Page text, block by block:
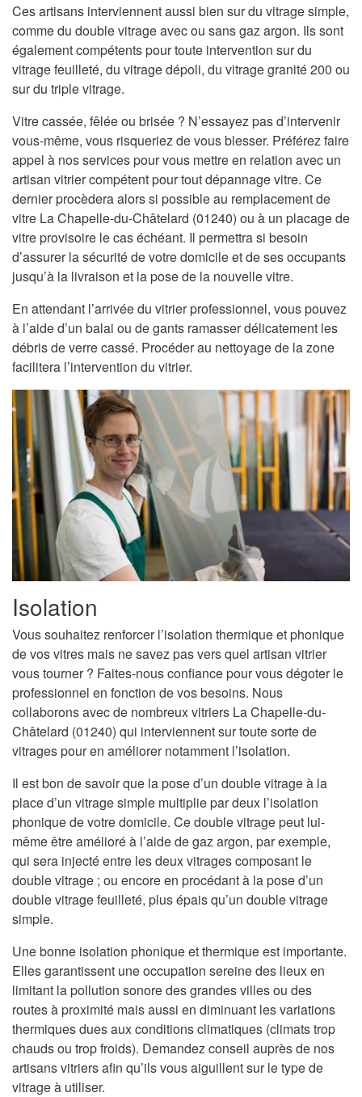
Ces artisans interviennent aussi bien sur du vitrage simple,
comme du double vitrage avec ou sans gaz argon. Ils sont
également compétents pour toute intervention sur du
vitrage feuilleté, du vitrage dépoli, du vitrage granité 200 ou
sur du triple vitrage.
Vitre cassée, fêlée ou brisée ? N’essayez pas d’intervenir
vous-même, vous risqueriez de vous blesser. Préférez faire
appel à nos services pour vous mettre en relation avec un
artisan vitrier compétent pour tout dépannage vitre. Ce
dernier procèdera alors si possible au remplacement de
vitre La Chapelle-du-Châtelard (01240) ou à un placage de
vitre provisoire le cas échéant. Il permettra si besoin
d’assurer la sécurité de votre domicile et de ses occupants
jusqu’à la livraison et la pose de la nouvelle vitre.
En attendant l’arrivée du vitrier professionnel, vous pouvez
à l’aide d’un balai ou de gants ramasser délicatement les
débris de verre cassé. Procéder au nettoyage de la zone
facilitera l’intervention du vitrier.
Isolation
Vous souhaitez renforcer l’isolation thermique et phonique
de vos vitres mais ne savez pas vers quel artisan vitrier
vous tourner ? Faites-nous confiance pour vous dégoter le
professionnel en fonction de vos besoins. Nous
collaborons avec de nombreux vitriers La Chapelle-du-
Châtelard (01240) qui interviennent sur toute sorte de
vitrages pour en améliorer notamment l’isolation.
Il est bon de savoir que la pose d’un double vitrage à la
place d’un vitrage simple multiplie par deux l’isolation
phonique de votre domicile. Ce double vitrage peut lui-
même être amélioré à l’aide de gaz argon, par exemple,
qui sera injecté entre les deux vitrages composant le
double vitrage ; ou encore en procédant à la pose d’un
double vitrage feuilleté, plus épais qu’un double vitrage
simple.
Une bonne isolation phonique et thermique est importante.
Elles garantissent une occupation sereine des lieux en
limitant la pollution sonore des grandes villes ou des
routes à proximité mais aussi en diminuant les variations
thermiques dues aux conditions climatiques (climats trop
chauds ou trop froids). Demandez conseil auprès de nos
artisans vitriers afin qu’ils vous aiguillent sur le type de
vitrage à utiliser.